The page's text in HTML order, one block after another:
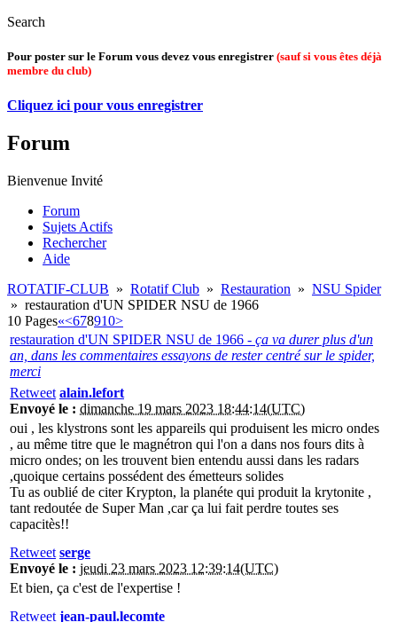
Search
Pour poster sur le Forum vous devez vous enregistrer (sauf si vous êtes déjà
membre du club)
Cliquez ici pour vous enregistrer
Forum
Bienvenue Invité
Forum
Sujets Actifs
Rechercher
Aide
ROTATIF-CLUB » Rotatif Club » Restauration » NSU Spider
» restauration d'UN SPIDER NSU de 1966
10 Pages«<678910>
restauration d'UN SPIDER NSU de 1966 - ça va durer plus d'un
an, dans les commentaires essayons de rester centré sur le spider,
merci
Retweet alain.lefort
Envoyé le : dimanche 19 mars 2023 18:44:14(UTC)
oui , les klystrons sont les appareils qui produisent les micro ondes
, au même titre que le magnétron qui l'on a dans nos fours dits à
micro ondes; on les trouvent bien entendu aussi dans les radars
,quoique certains possédent des émetteurs solides
Tu as oublié de citer Krypton, la planéte qui produit la krytonite ,
tant redoutée de Super Man ,car ça lui fait perdre toutes ses
capacitès!!
Retweet serge
Envoyé le : jeudi 23 mars 2023 12:39:14(UTC)
Et bien, ça c'est de l'expertise !
Retweet jean-paul.lecomte